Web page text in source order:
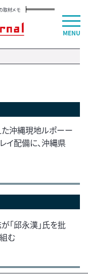
取材メモ
た沖縄現地ルポーー
イ配備に、沖縄県
「邱永漢」氏を批
む
MENU